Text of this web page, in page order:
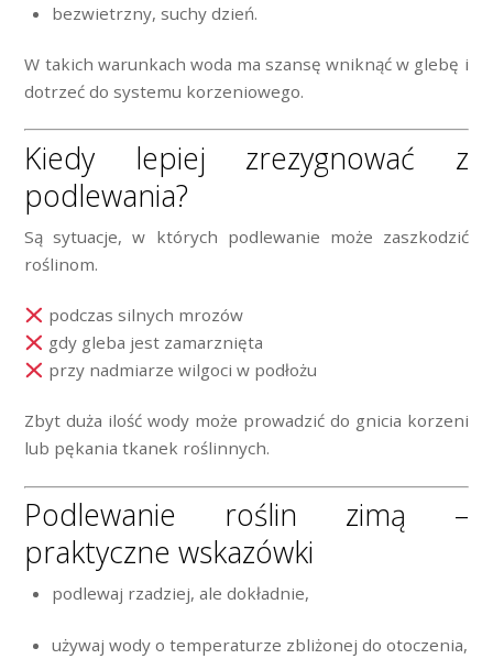
bezwietrzny, suchy dzień.
W takich warunkach woda ma szansę wniknąć w glebę i
dotrzeć do systemu korzeniowego.
Kiedy lepiej zrezygnować z
podlewania?
Są sytuacje, w których podlewanie może zaszkodzić
roślinom.
podczas silnych mrozów
gdy gleba jest zamarznięta
przy nadmiarze wilgoci w podłożu
Zbyt duża ilość wody może prowadzić do gnicia korzeni
lub pękania tkanek roślinnych.
Podlewanie roślin zimą –
praktyczne wskazówki
podlewaj rzadziej, ale dokładnie,
używaj wody o temperaturze zbliżonej do otoczenia,